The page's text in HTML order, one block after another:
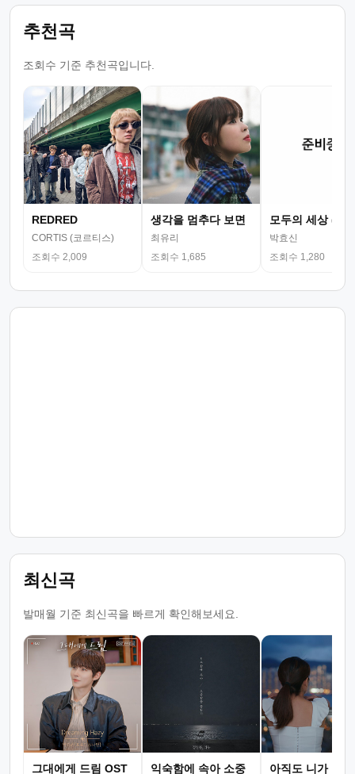
추천곡
조회수 기준 추천곡입니다.
REDRED
CORTIS (코르티스)
조회수 2,009
생각을 멈추다 보면
최유리
조회수 1,685
모두의 세상 (뮤
박효신
조회수 1,280
최신곡
발매월 기준 최신곡을 빠르게 확인해보세요.
그대에게 드림 OST
익숙함에 속아 소중
아직도 니가 그